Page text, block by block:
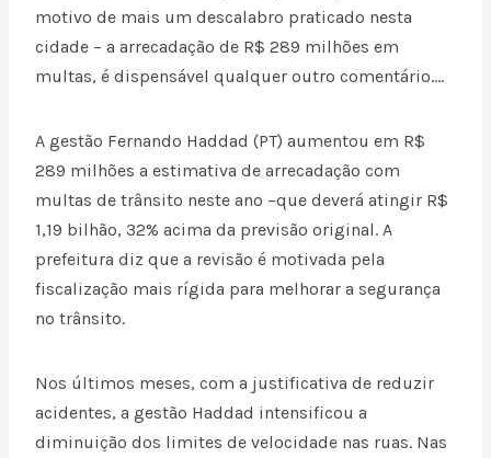
motivo de mais um descalabro praticado nesta
cidade – a arrecadação de R$ 289 milhões em
multas, é dispensável qualquer outro comentário….
A gestão Fernando Haddad (PT) aumentou em R$
289 milhões a estimativa de arrecadação com
multas de trânsito neste ano –que deverá atingir R$
1,19 bilhão, 32% acima da previsão original. A
prefeitura diz que a revisão é motivada pela
fiscalização mais rígida para melhorar a segurança
no trânsito.
Nos últimos meses, com a justificativa de reduzir
acidentes, a gestão Haddad intensificou a
diminuição dos limites de velocidade nas ruas. Nas